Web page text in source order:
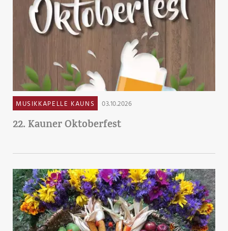
MUSIKKAPELLE KAUNS 03.10.2026
22. Kauner Oktoberfest